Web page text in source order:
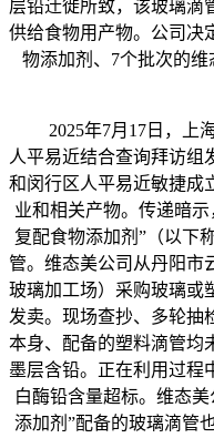
层铅迁徙所致，该玻璃滴
供给食物用产物。公司决
物添加剂、7个批次的
2025年7月17日，上海
人平易近结合查询拜访组
和闵行区人平易近敏捷成
业和相关产物。传递暗
复配食物添加剂”（以下
管。维态美公司从丹阳市
玻璃加工场）采购玻璃或
发卖。现场查抄、多轮抽
本身、配备的塑料滴管均
墨层含铅。正在利用过程
白酶铅含量超标。维态
添加剂”配备的玻璃滴管